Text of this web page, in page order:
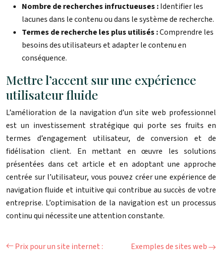
Nombre de recherches infructueuses :Identifier les
lacunes dans le contenu ou dans le système de recherche.
Termes de recherche les plus utilisés :Comprendre les
besoins des utilisateurs et adapter le contenu en
conséquence.
Mettre l’accent sur une expérience
utilisateur fluide
L’amélioration de la navigation d’un site web professionnel
est un investissement stratégique qui porte ses fruits en
termes d’engagement utilisateur, de conversion et de
fidélisation client. En mettant en œuvre les solutions
présentées dans cet article et en adoptant une approche
centrée sur l’utilisateur, vous pouvez créer une expérience de
navigation fluide et intuitive qui contribue au succès de votre
entreprise. L’optimisation de la navigation est un processus
continu qui nécessite une attention constante.
Prix pour un site internet :
Exemples de sites web